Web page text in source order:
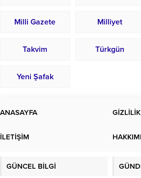
Milli Gazete Milliyet
Takvim Türkgün
Yeni Şafak
ANASAYFA
İLETİŞİM
GÜNCEL BİLGİ